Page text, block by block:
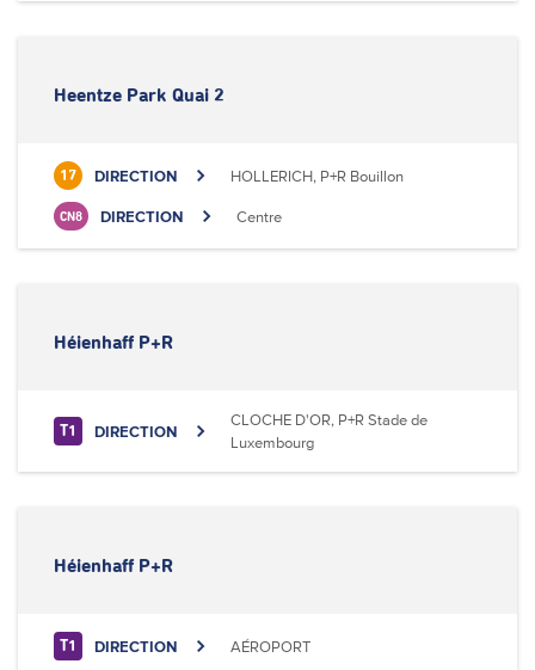
Heentze Park Quai 2
17 DIRECTION HOLLERICH, P+R Bouillon
CN8 DIRECTION Centre
Héienhaff P+R
T1 DIRECTION
CLOCHE D'OR, P+R Stade de
Luxembourg
Héienhaff P+R
T1 DIRECTION AÉROPORT